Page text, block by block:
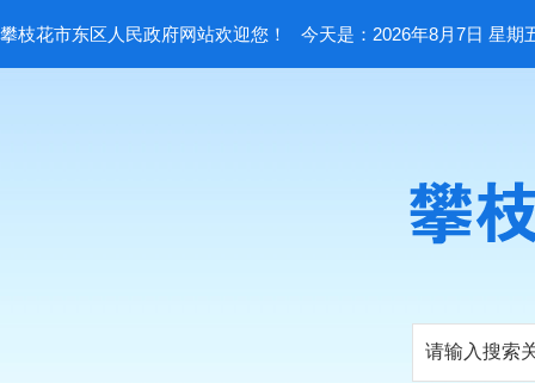
攀枝花市东区人民政府网站欢迎您！ 今天是：2026年8月7日 星期